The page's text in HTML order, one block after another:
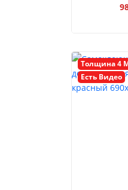
Есть Видео
Толщина 4